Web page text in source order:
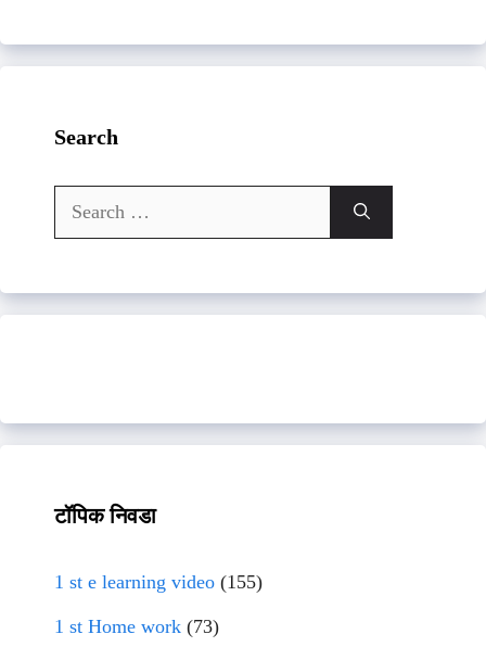
Search
Search
for:
टॉपिक निवडा
1 st e learning video (155)
1 st Home work (73)